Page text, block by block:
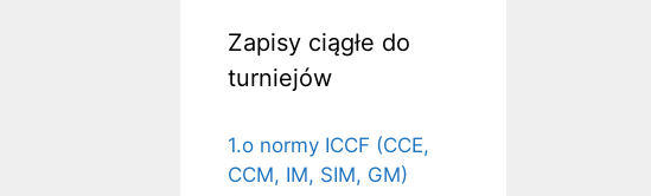
Zapisy ciągłe do
turniejów
1.o normy ICCF (CCE,
CCM, IM, SIM, GM)